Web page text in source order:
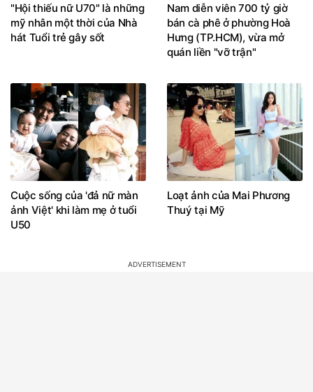
"Hội thiếu nữ U70" là những
mỹ nhân một thời của Nhà
hát Tuổi trẻ gây sốt
Nam diễn viên 700 tỷ giờ
bán cà phê ở phường Hoà
Hưng (TP.HCM), vừa mở
quán liền "vỡ trận"
Cuộc sống của 'đả nữ màn
ảnh Việt' khi làm mẹ ở tuổi
U50
Loạt ảnh của Mai Phương
Thuý tại Mỹ